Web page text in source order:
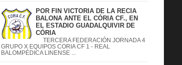
POR FIN VICTORIA DE LA RECIA
BALONA ANTE EL CÓRIA CF., EN
EL ESTADIO GUADALQUIVIR DE
CÓRIA
TERCERA FEDERACIÓN JORNADA 4
GRUPO X EQUIPOS CORIA CF 1 - REAL
BALOMPÉDICA LINENSE ...